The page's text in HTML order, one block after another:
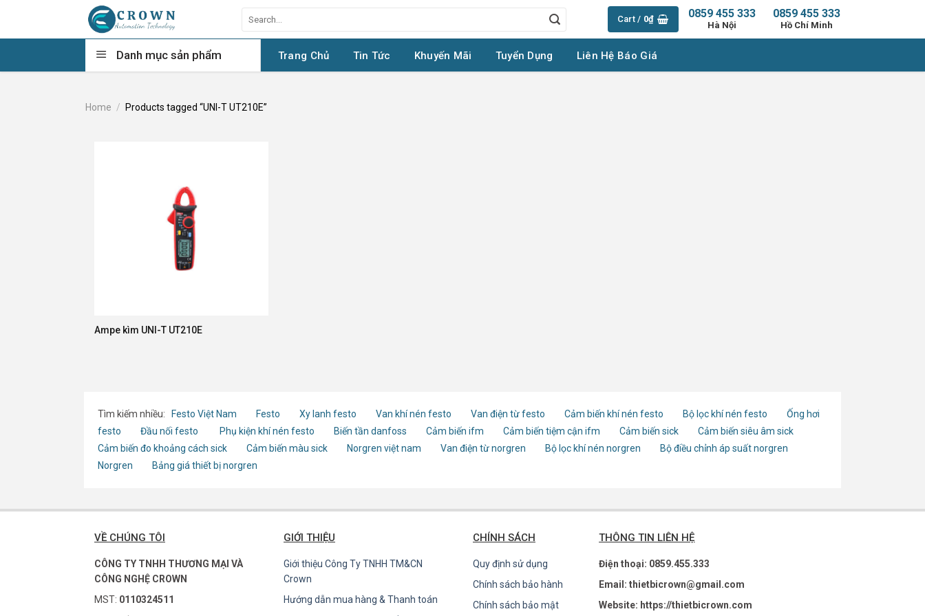
content
for:
Cart / 0₫ 0859 455 333
Hồ Chí Minh
0859 455 333
Hà Nội
Danh mục sản phẩm Trang Chủ Tin Tức Khuyến Mãi Tuyển Dụng Liên Hệ Báo Giá
Home / Products tagged “UNI-T UT210E”
Ampe kìm UNI-T UT210E
Tìm kiếm nhiều: Festo Việt Nam Festo Xy lanh festo Van khí nén festo Van điện từ festo Cảm biến khí nén festo Bộ lọc khí nén festo
Ống hơi
festo
Đầu nối festo Phụ kiện khí nén festo Biến tần danfoss Cảm biến ifm Cảm biến tiệm cận ifm Cảm biến sick
Cảm biến siêu âm sick
Cảm biến đo khoảng cách sick
Cảm biến màu sick Norgren việt nam Van điện từ norgren Bộ lọc khí nén norgren
Bộ điều chỉnh áp suất norgren
Norgren
Bảng giá thiết bị norgren
VỀ CHÚNG TÔI
CÔNG TY TNHH THƯƠNG MẠI VÀ
CÔNG NGHỆ CROWN
MST: 0110324511
GIỚI THIỆU
Giới thiệu Công Ty TNHH TM&CN
Crown
Hướng dẫn mua hàng & Thanh toán
CHÍNH SÁCH
Quy định sử dụng
Chính sách bảo hành
Chính sách bảo mật
THÔNG TIN LIÊN HỆ
Điện thoại: 0859.455.333
Email: thietbicrown@gmail.com
Website: https://thietbicrown.com